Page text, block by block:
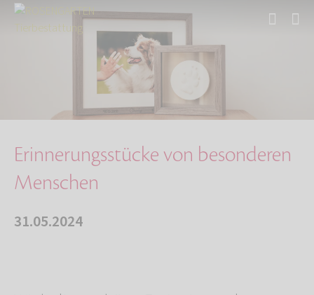
Aktuelles
Erinnerungsstücke von besonderen Menschen
Erinnerungsstücke von besonderen
Menschen
31.05.2024